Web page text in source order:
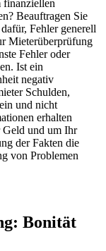
finanziellen
Beauftragen Sie
Fehler generell
Mieterüberprüfung
Fehler oder
Ist ein
negativ
Schulden,
und nicht
erhalten
Geld und um Ihr
der Fakten die
von Problemen
Bonität